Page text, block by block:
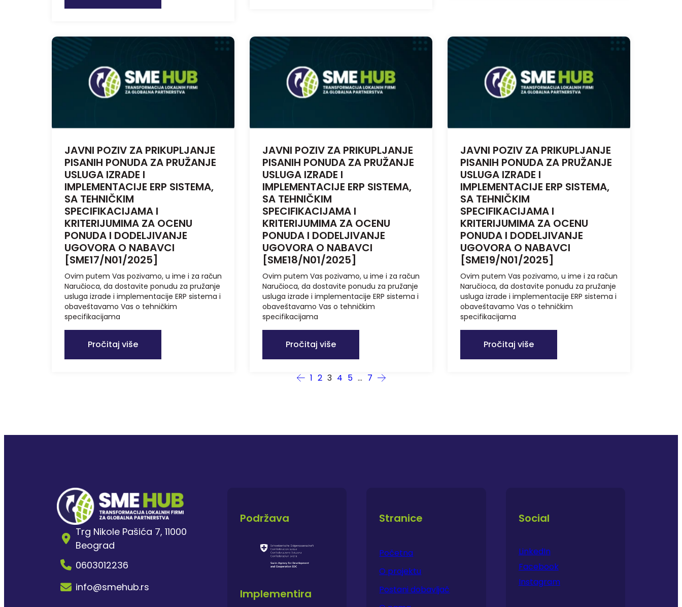
JAVNI POZIV ZA PRIKUPLJANJE
PISANIH PONUDA ZA PRUŽANJE
USLUGA IZRADE I
IMPLEMENTACIJE ERP SISTEMA,
SA TEHNIČKIM
SPECIFIKACIJAMA I
KRITERIJUMIMA ZA OCENU
PONUDA I DODELJIVANJE
UGOVORA O NABAVCI
[SME17/N01/2025]
Ovim putem Vas pozivamo, u ime i za račun
Naručioca, da dostavite ponudu za pružanje
usluga izrade i implementacije ERP sistema i
obaveštavamo Vas o tehničkim
specifikacijama
Pročitaj više
JAVNI POZIV ZA PRIKUPLJANJE
PISANIH PONUDA ZA PRUŽANJE
USLUGA IZRADE I
IMPLEMENTACIJE ERP SISTEMA,
SA TEHNIČKIM
SPECIFIKACIJAMA I
KRITERIJUMIMA ZA OCENU
PONUDA I DODELJIVANJE
UGOVORA O NABAVCI
[SME18/N01/2025]
Ovim putem Vas pozivamo, u ime i za račun
Naručioca, da dostavite ponudu za pružanje
usluga izrade i implementacije ERP sistema i
obaveštavamo Vas o tehničkim
specifikacijama
Pročitaj više
JAVNI POZIV ZA PRIKUPLJANJE
PISANIH PONUDA ZA PRUŽANJE
USLUGA IZRADE I
IMPLEMENTACIJE ERP SISTEMA,
SA TEHNIČKIM
SPECIFIKACIJAMA I
KRITERIJUMIMA ZA OCENU
PONUDA I DODELJIVANJE
UGOVORA O NABAVCI
[SME19/N01/2025]
Ovim putem Vas pozivamo, u ime i za račun
Naručioca, da dostavite ponudu za pružanje
usluga izrade i implementacije ERP sistema i
obaveštavamo Vas o tehničkim
specifikacijama
Pročitaj više
1 2 3 4 5 … 7
Trg Nikole Pašića 7, 11000
Beograd
0603012236
info@smehub.rs
Podržava
Implementira
Stranice
Početna
O projektu
Postani dobavljač
Social
LinkedIn
Facebook
Instagram